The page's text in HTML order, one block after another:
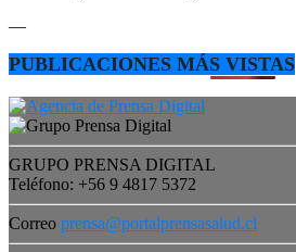
—
PUBLICACIONES MÁS VISTAS
GRUPO PRENSA DIGITAL
Teléfono: +56 9 4817 5372
Correo prensa@portalprensasalud.cl